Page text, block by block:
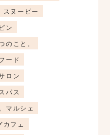
スヌーピー
ン
のこと。
ード
ロン
パス
マルシェ
カフェ